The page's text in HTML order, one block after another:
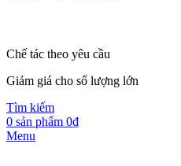
Chế tác theo yêu cầu
Giảm giá cho số lượng lớn
Tìm kiếm
0 sản phẩm 0₫
Menu